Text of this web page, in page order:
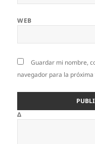
WEB
Guardar mi nombre,
navegador para la
Δ